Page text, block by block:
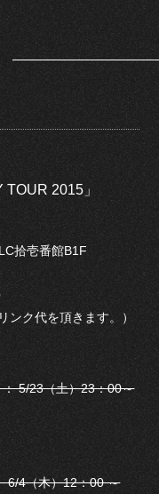
2015」
拾壱番館B1F
ンク代を頂きます。）
5/23（土）23：00～
6/4（木）12：00 ～